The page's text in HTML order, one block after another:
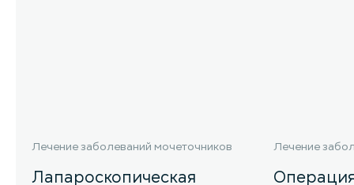
Лечение заболеваний мочеточников
Лапароскопическая
Лечение